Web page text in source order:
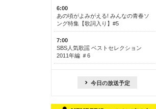
6:00
あの頃がよみがえる! みんなの青春ソ
ング特集【歌詞入り】#5
7:00
SBS人気歌謡 ベストセレクション
2011年編 ＃6
今も昔も愛される鉄板カラオケメドレ
ー【歌詞入り】 一挙5時間！
13:30
今日の放送予定